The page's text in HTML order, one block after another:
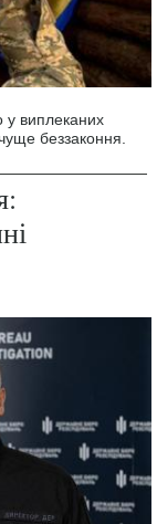
у виплеканих
беззаконня.